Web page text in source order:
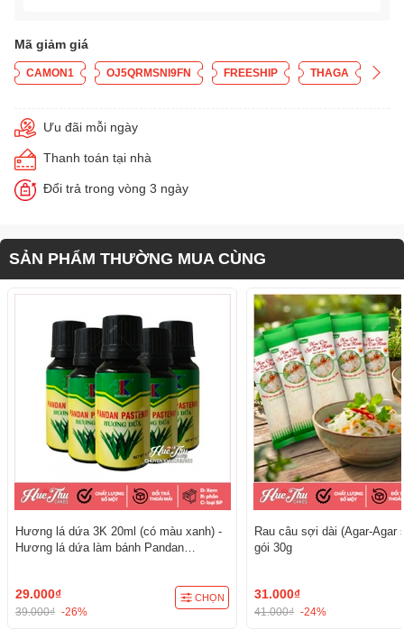
Mã giảm giá
CAMON1 OJ5QRMSNI9FN FREESHIP THAGA
Ưu đãi mỗi ngày
Thanh toán tại nhà
Đổi trả trong vòng 3 ngày
SẢN PHẨM THƯỜNG MUA CÙNG
Hương lá dứa 3K 20ml (có màu xanh) -
Hương lá dứa làm bánh Pandan
29.000₫
39.000₫ -26%
CHỌN
Rau câu sợi dài (Agar-Agar
gói 30g
31.000₫
41.000₫ -24%